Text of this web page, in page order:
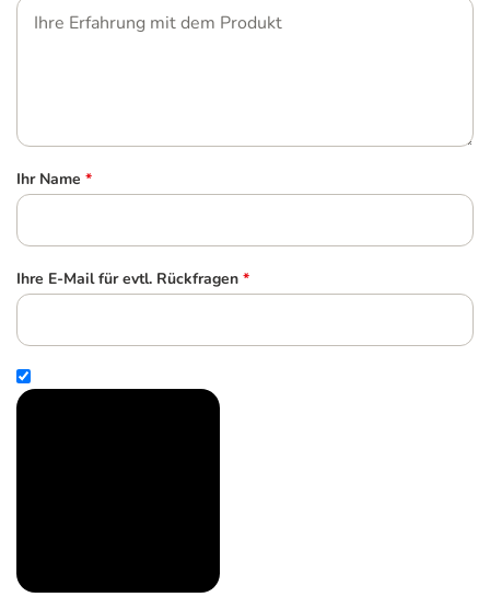
Ihr Name *
Ihre E-Mail für evtl. Rückfragen *